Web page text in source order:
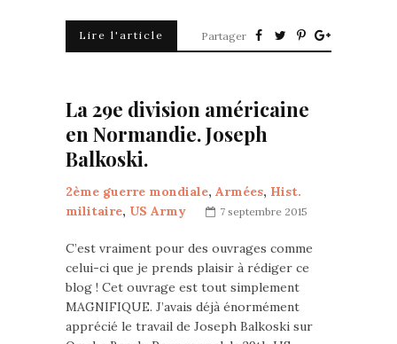
Lire l'article Partager
La 29e division américaine
en Normandie. Joseph
Balkoski.
2ème guerre mondiale, Armées, Hist.
militaire, US Army 7 septembre 2015
C’est vraiment pour des ouvrages comme
celui-ci que je prends plaisir à rédiger ce
blog ! Cet ouvrage est tout simplement
MAGNIFIQUE. J’avais déjà énormément
apprécié le travail de Joseph Balkoski sur